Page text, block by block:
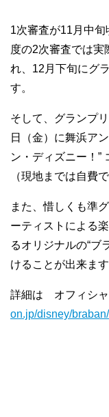
1次審査が11月中
度の2次審査では実
れ、12月下旬にグ
す。
そして、グランプ
日（金）に舞浜ア
ン・ディズニー！”
（現地までは自費
また、惜しくも準
ーティストによる
るオリジナルの“ブ
けることが出来ます
詳細は オフィシ
on.jp/disney/braban/